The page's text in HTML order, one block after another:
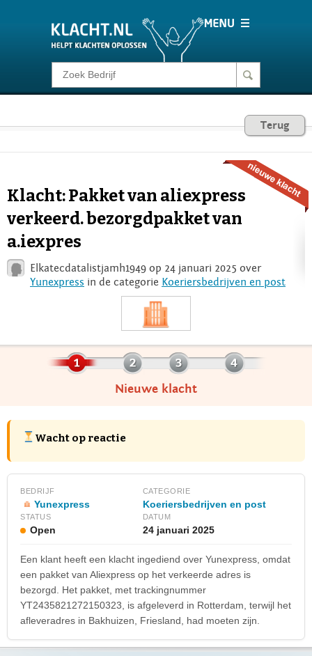
Klacht melden
Consumentenrecht
Voor Bedrijven
Terug
Klacht: Pakket van aliexpress
verkeerd. bezorgdpakket van
a.iexpres
Elkatecdatalistjamh1949 op 24 januari 2025 over
Yunexpress in de categorie Koeriersbedrijven en post
Nieuwe klacht
Wacht op reactie
BEDRIJF
Yunexpress
CATEGORIE
Koeriersbedrijven en post
STATUS
Open
DATUM
24 januari 2025
Een klant heeft een klacht ingediend over Yunexpress, omdat
een pakket van Aliexpress op het verkeerde adres is
bezorgd. Het pakket, met trackingnummer
YT2435821272150323, is afgeleverd in Rotterdam, terwijl het
afleveradres in Bakhuizen, Friesland, had moeten zijn.